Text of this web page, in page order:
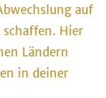
auf
Hier
Ländern
in deiner